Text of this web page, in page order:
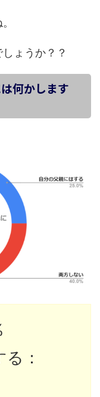
ょうか？？
何かします
：